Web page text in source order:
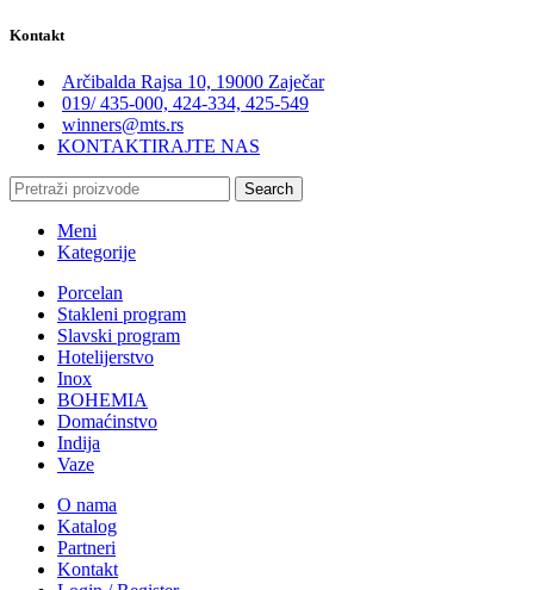
Kontakt
Arčibalda Rajsa 10, 19000 Zaječar
019/ 435-000, 424-334, 425-549
winners@mts.rs
KONTAKTIRAJTE NAS
Search
Meni
Kategorije
Porcelan
Stakleni program
Slavski program
Hotelijerstvo
Inox
BOHEMIA
Domaćinstvo
Indija
Vaze
O nama
Katalog
Partneri
Kontakt